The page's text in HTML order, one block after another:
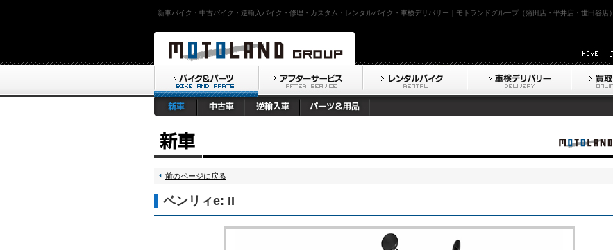
新車バイク・中古バイク・逆輸入バイク・修理・カスタム・レンタルバイク・車検デリバリー｜モトランドグループ（蒲田店・平井店・世田谷店）
前のページに戻る
ベンリィe: II